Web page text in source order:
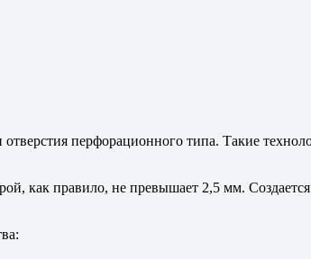
перфорационного типа. Такие
как правило, не превышает 2,5 мм.